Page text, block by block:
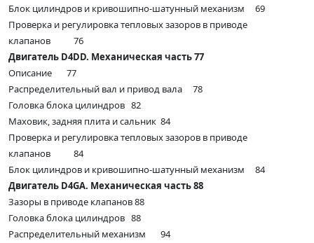
Блок цилиндров и кривошипно-шатунный механизм 69
Проверка и регулировка тепловых зазоров в приводе
клапанов 76
Двигатель D4DD. Механическая часть 77
Описание 77
Распределительный вал и привод вала 78
Головка блока цилиндров 82
Маховик, задняя плита и сальник 84
Проверка и регулировка тепловых зазоров в приводе
клапанов 84
Блок цилиндров и кривошипно-шатунный механизм 84
Двигатель D4GA. Механическая часть 88
Зазоры в приводе клапанов 88
Головка блока цилиндров 88
Распределительный механизм 94